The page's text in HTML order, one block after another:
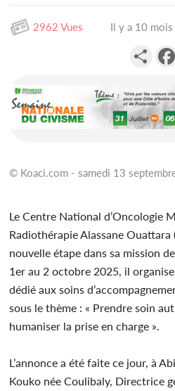
2962 Vues Il y a 10 mois
© Koaci.com - samedi 13
Le Centre National d’Oncologie
Radiothérapie Alassane Ouattara
nouvelle étape dans sa mission
1er au 2 octobre 2025, il
dédié aux soins
sous le thème : « Prendre soin
humaniser la prise en charge ».
L’annonce a été faite ce jour, à
Kouko née Coulibaly, Directrice